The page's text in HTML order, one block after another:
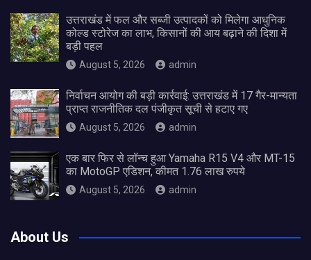
उत्तराखंड में फल और सब्जी उत्पादकों को मिलेगा आधुनिक
कोल्ड स्टोरेज का लाभ, किसानों की आय बढ़ाने की दिशा में
बड़ी पहल
August 5, 2026 admin
निर्वाचन आयोग की बड़ी कार्रवाई: उत्तराखंड में 17 गैर-मान्यता
प्राप्त राजनीतिक दल पंजीकृत सूची से हटाए गए
August 5, 2026 admin
एक बार फिर से लॉन्च हुआ Yamaha R15 V4 और MT-15
का MotoGP एडिशन, कीमत 1.76 लाख रुपये
August 5, 2026 admin
About Us